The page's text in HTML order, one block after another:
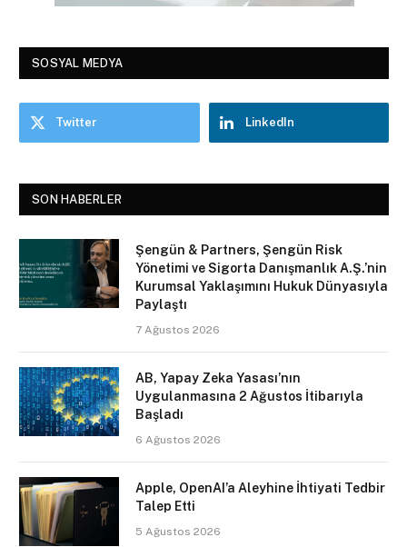
SOSYAL MEDYA
Twitter LinkedIn
SON HABERLER
Şengün & Partners, Şengün Risk
Yönetimi ve Sigorta Danışmanlık A.Ş.’nin
Kurumsal Yaklaşımını Hukuk Dünyasıyla
Paylaştı
7 Ağustos 2026
AB, Yapay Zeka Yasası’nın
Uygulanmasına 2 Ağustos İtibarıyla
Başladı
6 Ağustos 2026
Apple, OpenAI’a Aleyhine İhtiyati Tedbir
Talep Etti
5 Ağustos 2026